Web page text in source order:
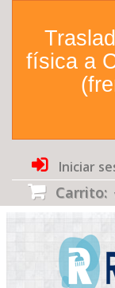
física a
Iniciar
Carrito: